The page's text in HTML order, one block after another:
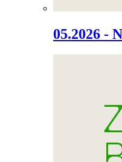
05.2026 -